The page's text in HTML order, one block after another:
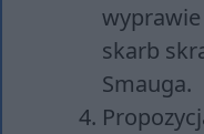
skarb
Smauga.